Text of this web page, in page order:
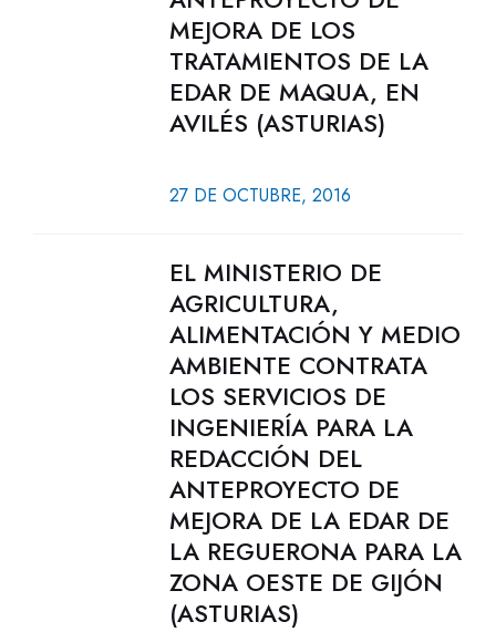
MEJORA DE LOS
TRATAMIENTOS DE LA
EDAR DE MAQUA, EN
AVILÉS (ASTURIAS)
27 DE OCTUBRE, 2016
EL MINISTERIO DE
AGRICULTURA,
ALIMENTACIÓN Y MEDIO
AMBIENTE CONTRATA
LOS SERVICIOS DE
INGENIERÍA PARA LA
REDACCIÓN DEL
ANTEPROYECTO DE
MEJORA DE LA EDAR DE
LA REGUERONA PARA LA
ZONA OESTE DE GIJÓN
(ASTURIAS)